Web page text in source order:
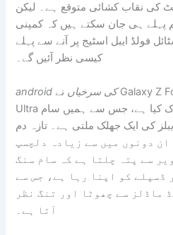
کی نقاب کشائی متوقع ہے۔ لیکن
پہلے ہی جان سکتے ہیں کہ کمپنی
فولڈ ایبل اسٹیج پر آنے سے پہلے
کیسی نظر آئیں گے۔
android کی سرخیاں نے Galaxy Z Fold 8 اور Galaxy Z Fold 8
Ultra کے آفیشل رینڈرز کا اشتراک کیا ہے، جس سے ہمیں سام
کی ایک جھلک ملتی ہے۔ تازہ دم
فولڈ 8 شاید ان دونوں میں سے زیادہ دلچسپ
سے پتہ چلتا ہے کہ سام سنگ
ڈسپلے کو اپنا رہا ہے، جس سے
ماڈلز سے چھوٹا اور تنگ نظر
آتا ہے۔